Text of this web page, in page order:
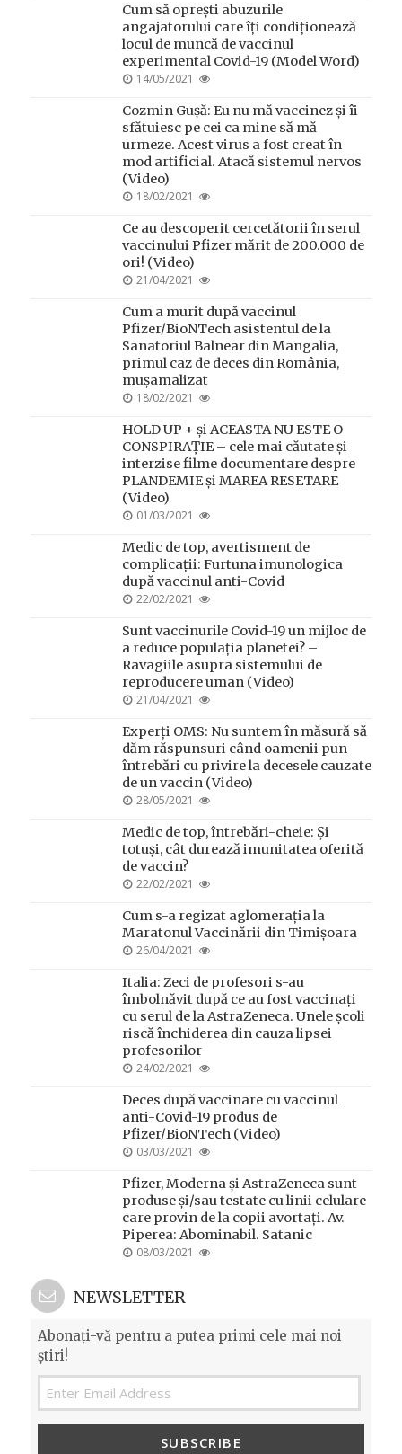
Cum să oprești abuzurile
angajatorului care îți condiționează
locul de muncă de vaccinul
experimental Covid-19 (Model Word)
POSTED
14/05/2021
Cozmin Gușă: Eu nu mă vaccinez și îi
sfătuiesc pe cei ca mine să mă
urmeze. Acest virus a fost creat în
mod artificial. Atacă sistemul nervos
(Video)
POSTED
18/02/2021
Ce au descoperit cercetătorii în serul
vaccinului Pfizer mărit de 200.000 de
ori! (Video)
POSTED
21/04/2021
Cum a murit după vaccinul
Pfizer/BioNTech asistentul de la
Sanatoriul Balnear din Mangalia,
primul caz de deces din România,
mușamalizat
POSTED
18/02/2021
HOLD UP + și ACEASTA NU ESTE O
CONSPIRAȚIE – cele mai căutate și
interzise filme documentare despre
PLANDEMIE și MAREA RESETARE
(Video)
POSTED
01/03/2021
Medic de top, avertisment de
complicații: Furtuna imunologica
după vaccinul anti-Covid
POSTED
22/02/2021
Sunt vaccinurile Covid-19 un mijloc de
a reduce populația planetei? –
Ravagiile asupra sistemului de
reproducere uman (Video)
POSTED
21/04/2021
Experți OMS: Nu suntem în măsură să
dăm răspunsuri când oamenii pun
întrebări cu privire la decesele cauzate
de un vaccin (Video)
POSTED
28/05/2021
Medic de top, întrebări-cheie: Și
totuși, cât durează imunitatea oferită
de vaccin?
POSTED
22/02/2021
Cum s-a regizat aglomerația la
Maratonul Vaccinării din Timișoara
POSTED
26/04/2021
Italia: Zeci de profesori s-au
îmbolnăvit după ce au fost vaccinați
cu serul de la AstraZeneca. Unele școli
riscă închiderea din cauza lipsei
profesorilor
POSTED
24/02/2021
Deces după vaccinare cu vaccinul
anti-Covid-19 produs de
Pfizer/BioNTech (Video)
POSTED
03/03/2021
Pfizer, Moderna și AstraZeneca sunt
produse și/sau testate cu linii celulare
care provin de la copii avortați. Av.
Piperea: Abominabil. Satanic
POSTED
08/03/2021
NEWSLETTER
Abonați-vă pentru a putea primi cele mai noi
știri!
SUBSCRIBE